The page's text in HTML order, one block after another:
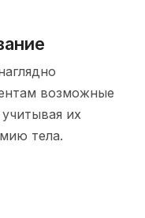
возможные
их
тела.